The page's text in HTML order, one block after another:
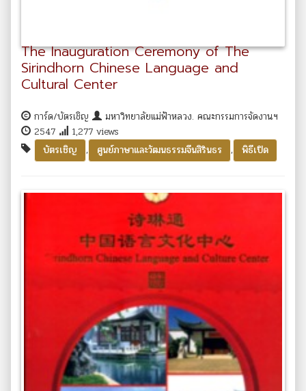
The Inauguration Ceremony of The
Sirindhorn Chinese Language and
Cultural Center
การ์ด/บัตรเชิญ
มหาวิทยาลัยแม่ฟ้าหลวง. คณะกรรมการจัดงานฯ
2547
1,277 views
บัตรเชิญ
, ศูนย์ภาษาและวัฒนธรรมจีนสิรินธร , พิธีเปิด